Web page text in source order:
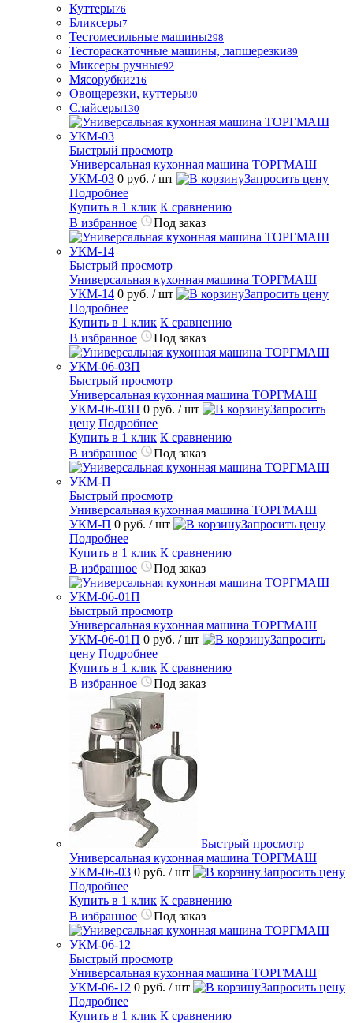
Куттеры76
Бликсеры7
Тестомесильные машины298
Тестораскаточные машины, лапшерезки89
Миксеры ручные92
Мясорубки216
Овощерезки, куттеры90
Слайсеры130
Быстрый просмотр
Универсальная кухонная машина ТОРГМАШ
УКМ-03 0 руб. / шт
Запросить цену
Подробнее
Купить в 1 клик К сравнению
В избранное
Под заказ
Быстрый просмотр
Универсальная кухонная машина ТОРГМАШ
УКМ-14 0 руб. / шт
Запросить цену
Подробнее
Купить в 1 клик К сравнению
В избранное
Под заказ
Быстрый просмотр
Универсальная кухонная машина ТОРГМАШ
УКМ-06-03П 0 руб. / шт
Запросить
цену Подробнее
Купить в 1 клик К сравнению
В избранное
Под заказ
Быстрый просмотр
Универсальная кухонная машина ТОРГМАШ
УКМ-П 0 руб. / шт
Запросить цену
Подробнее
Купить в 1 клик К сравнению
В избранное
Под заказ
Быстрый просмотр
Универсальная кухонная машина ТОРГМАШ
УКМ-06-01П 0 руб. / шт
Запросить
цену Подробнее
Купить в 1 клик К сравнению
В избранное
Под заказ
Быстрый просмотр
Универсальная кухонная машина ТОРГМАШ
УКМ-06-03 0 руб. / шт
Запросить цену
Подробнее
Купить в 1 клик К сравнению
В избранное
Под заказ
Быстрый просмотр
Универсальная кухонная машина ТОРГМАШ
УКМ-06-12 0 руб. / шт
Запросить цену
Подробнее
Купить в 1 клик К сравнению